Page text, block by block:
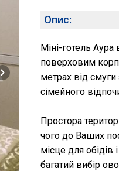
Опис:
Міні-готель
поверховим
метрах від смуги
сімейного
Простора
чого до Ваших
місце для
багатий вибір